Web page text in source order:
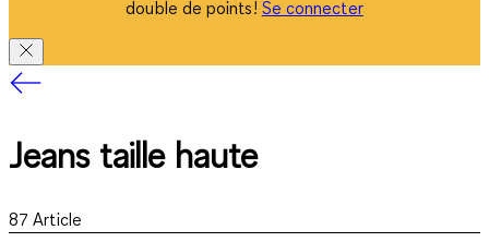
double de points! Se connecter
Jeans taille haute
87 Article